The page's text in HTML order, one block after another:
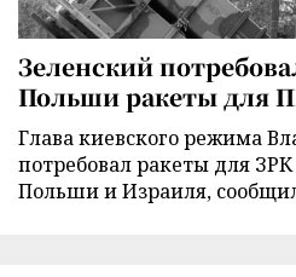
Зеленский
Польши ракеты для
Глава киевского режима
потребовал ракеты для
Польши и Израиля,